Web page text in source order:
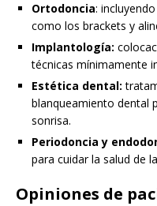
Ortodoncia:
como los brackets y
Implantología:
técnicas mínimamente
Estética dental:
blanqueamiento dental
sonrisa.
Periodoncia y
para cuidar la salud de
Opiniones de